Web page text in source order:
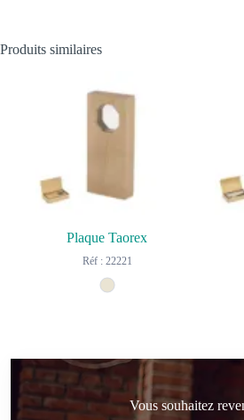
Produits similaires
Plaque Taorex
Réf : 22221
Vous souhaitez